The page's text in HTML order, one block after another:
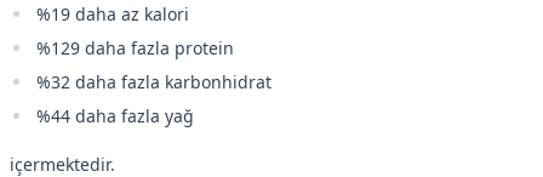
%19 daha az kalori
%129 daha fazla protein
%32 daha fazla karbonhidrat
%44 daha fazla yağ
içermektedir.